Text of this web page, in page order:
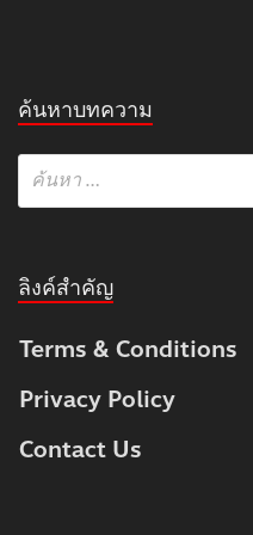
ค้นหาบทความ
ลิงค์สำคัญ
Terms & Conditions
Privacy Policy
Contact Us